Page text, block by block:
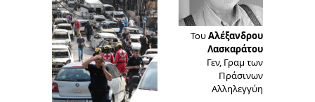
ΤουΑλέξανδρου
Λασκαράτου
Γεν, Γραμ των
Πράσινων
Αλληλεγγύη